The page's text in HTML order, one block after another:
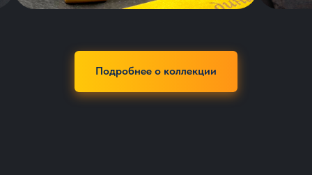
Подробнее о коллекции